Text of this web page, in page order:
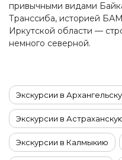
привычными видами
Транссиба, историей
Иркутской области —
немного северной.
Экскурсии в
Экскурсии в
Экскурсии в Калмыкию